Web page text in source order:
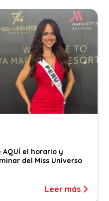
AQUÍ el horario y
del Miss Universo
Leer más